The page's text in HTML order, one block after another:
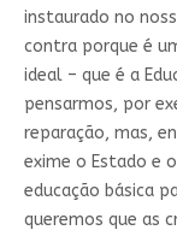
instaurado no
contra porque é
ideal – que é a
pensarmos, por
reparação, mas,
exime o Estado e
educação básica
queremos que as